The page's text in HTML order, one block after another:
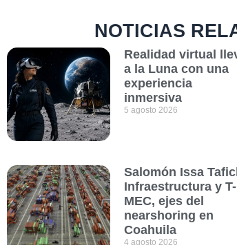
NOTICIAS
Realidad virtual
a la Luna con una
experiencia
inmersiva
5 agosto 2026
Salomón Issa
Infraestructura y T-
MEC, ejes del
nearshoring en
Coahuila
4 agosto 2026